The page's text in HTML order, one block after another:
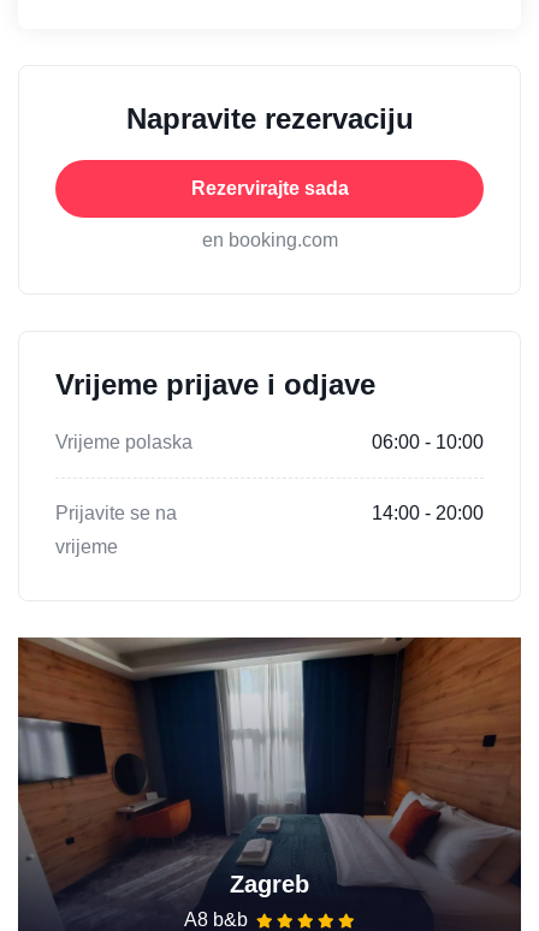
Napravite rezervaciju
Rezervirajte sada
en booking.com
Vrijeme prijave i odjave
Vrijeme polaska 06:00 - 10:00
Prijavite se na
vrijeme
14:00 - 20:00
Zagreb
A8 b&b